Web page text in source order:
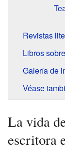
Revistas
Libros
Galería de
Véase
La vida
escritora